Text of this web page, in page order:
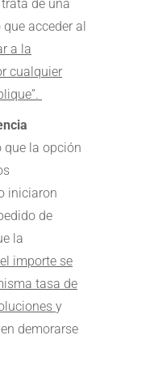
de una
que acceder al
a la
cualquier
que la opción
iniciaron
de
la
el importe se
tasa de
y
demorarse